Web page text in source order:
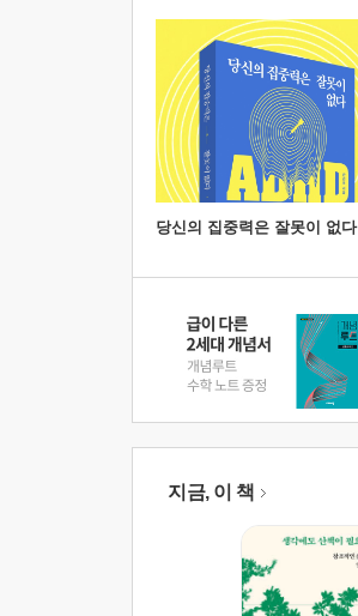
당신의 집중력은 잘못이 없다
지금, 이 책